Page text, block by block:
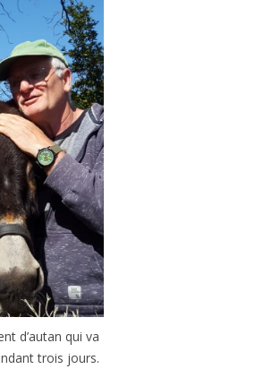
d’autan qui va
trois jours.